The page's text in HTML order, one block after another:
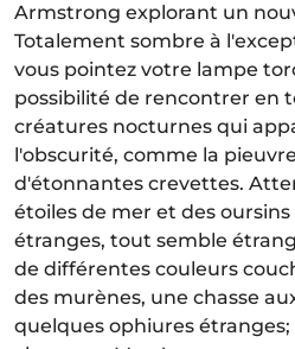
Armstrong explorant un
Totalement sombre à
vous pointez votre lampe
possibilité de rencontrer en
créatures nocturnes qui
l'obscurité, comme la
d'étonnantes crevettes.
étoiles de mer et des
étranges, tout semble
de différentes couleurs
des murènes, une chasse
quelques ophiures